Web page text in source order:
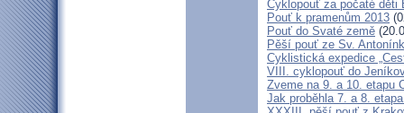
Cyklopouť za počaté děti
Pouť k pramenům 2013
Pouť do Svaté země
Pěší pouť ze Sv.
Cyklistická expedice
VIII. cyklopouť do
Zveme na 9. a 10. etapu
Jak proběhla 7. a 8.